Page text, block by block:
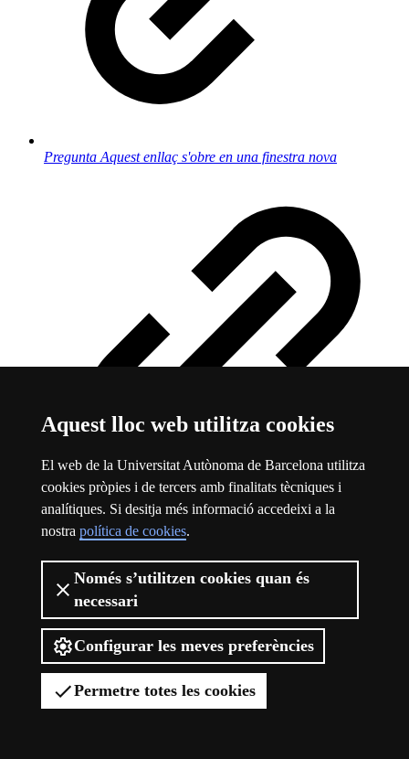
Aquest lloc web utilitza cookies
El web de la Universitat Autònoma de Barcelona utilitza
cookies pròpies i de tercers amb finalitats tècniques i
analítiques. Si desitja més informació accedeixi a la
nostra política de cookies.
Només s’utilitzen cookies quan és
necessari
Configurar les meves preferències
Permetre totes les cookies
Pregunta Aquest enllaç s'obre en una finestra nova
WhatsAppAquest enllaç s'obre en una finestra nova